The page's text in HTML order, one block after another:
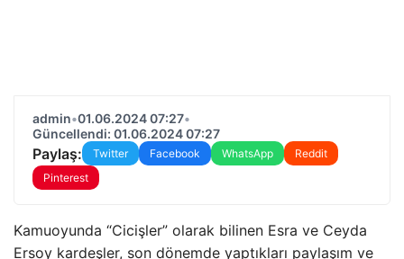
admin•01.06.2024 07:27•
Güncellendi: 01.06.2024 07:27
Paylaş: Twitter Facebook WhatsApp
Reddit
Pinterest
Kamuoyunda “Cicişler” olarak bilinen Esra ve Ceyda
Ersoy kardeşler, son dönemde yaptıkları paylaşım ve